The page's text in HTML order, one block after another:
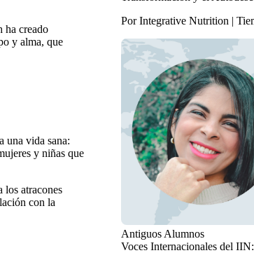
ha creado
y alma, que
una vida sana:
y niñas que
los atracones
con la
Por Integrative Nutrition |
Antiguos Alumnos
Voces Internacionales del